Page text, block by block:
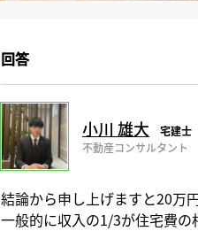
回答
小川 雄大
宅建士
不動産コンサルタント
結論から申し上げますと20万
一般的に収入の1/3が住宅費の